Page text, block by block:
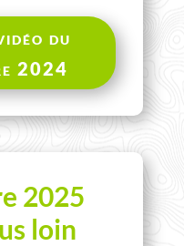
du
2024
2025
loin